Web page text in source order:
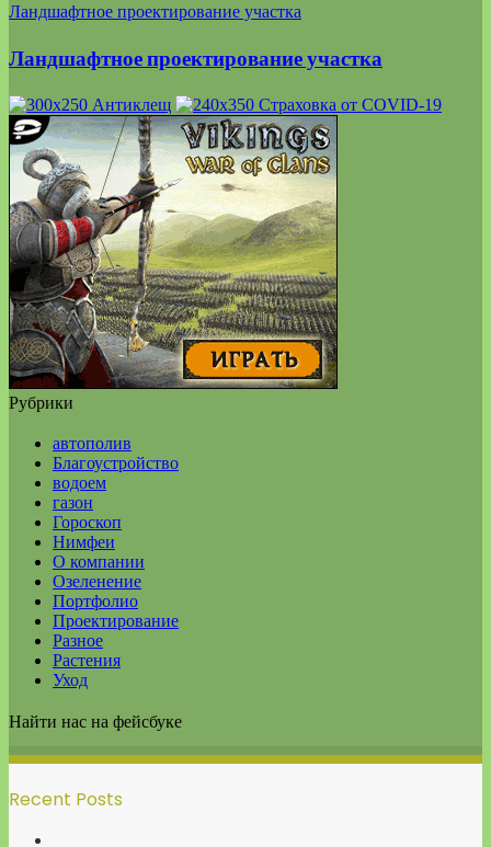
Ландшафтное проектирование участка
Ландшафтное проектирование участка
Рубрики
автополив
Благоустройство
водоем
газон
Гороскоп
Нимфеи
О компании
Озеленение
Портфолио
Проектирование
Разное
Растения
Уход
Найти нас на фейсбуке
Recent Posts